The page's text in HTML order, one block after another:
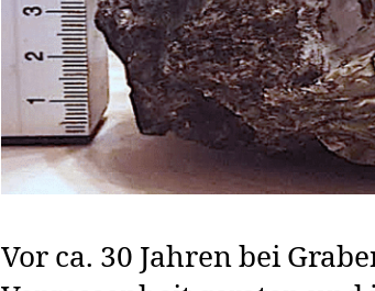
Vor ca. 30 Jahren bei